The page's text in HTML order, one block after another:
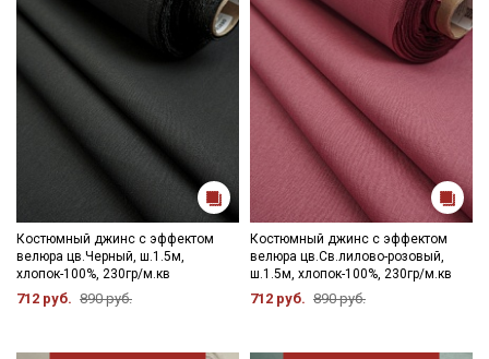
Костюмный джинс с эффектом
велюра цв.Черный, ш.1.5м,
хлопок-100%, 230гр/м.кв
712 руб. 890 руб.
Костюмный джинс с эффектом
велюра цв.Св.лилово-розовый,
ш.1.5м, хлопок-100%, 230гр/м.кв
712 руб. 890 руб.